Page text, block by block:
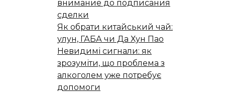
внимание до подписания
сделки
Як обрати китайський чай:
улун, ГАБА чи Да Хун Пао
Невидимі сигнали: як
зрозуміти, що проблема з
алкоголем уже потребує
допомоги